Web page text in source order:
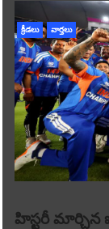
క్రీడలు వార్తలు
హిస్టరీ మార్చిన